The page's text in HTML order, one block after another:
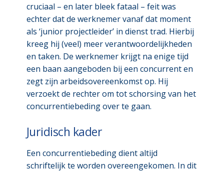
cruciaal – en later bleek fataal – feit was
echter dat de werknemer vanaf dat moment
als ‘junior projectleider’ in dienst trad. Hierbij
kreeg hij (veel) meer verantwoordelijkheden
en taken. De werknemer krijgt na enige tijd
een baan aangeboden bij een concurrent en
zegt zijn arbeidsovereenkomst op. Hij
verzoekt de rechter om tot schorsing van het
concurrentiebeding over te gaan.
Juridisch kader
Een concurrentiebeding dient altijd
schriftelijk te worden overeengekomen. In dit